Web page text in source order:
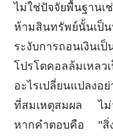
ไม่ใช่ปัจจัยพื้นฐาน
ห้ามสินทรัพย์นั้นเป็
ระงับการถอนเงินเ
โปรโตคอลล้มเหล
อะไรเปลี่ยนแปลงอ
ที่สมเหตุสมผล ไม่ว่
หากคำตอบคือ "สิ่